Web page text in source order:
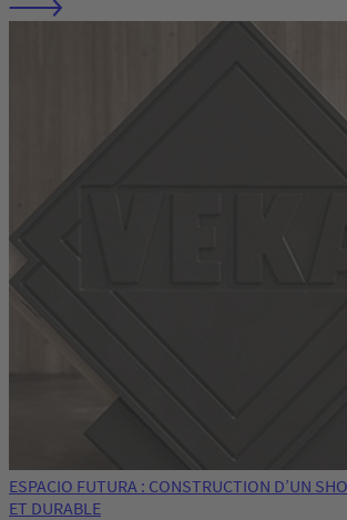
ESPACIO FUTURA : CONSTRUCTION D’UN
ET DURABLE